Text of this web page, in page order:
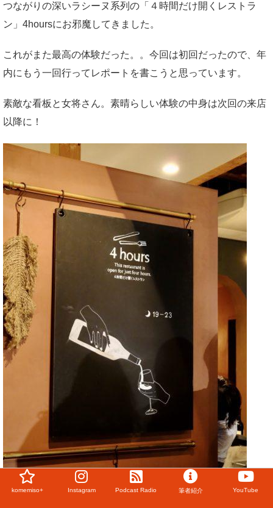
つながりの深いラシーヌ系列の「４時間だけ開くレストラ
ン」4hoursにお邪魔してきました。
これがまた最高の体験だった。。今回は初回だったので、年
内にもう一回行ってレポートを書こうと思っています。
素敵な看板と女将さん。素晴らしい体験の中身は次回の来店
以降に！
komemiso+ Instagram Podcast Radio 筆者紹介 YouTube